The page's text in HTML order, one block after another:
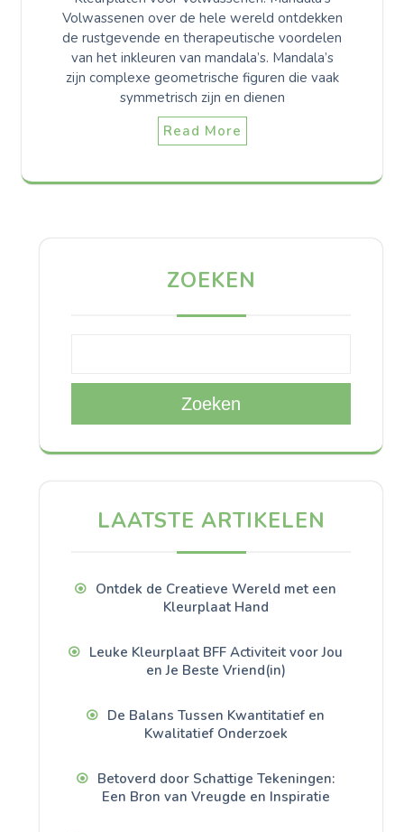
Volwassenen over de hele wereld ontdekken
de rustgevende en therapeutische voordelen
van het inkleuren van mandala’s. Mandala’s
zijn complexe geometrische figuren die vaak
symmetrisch zijn en dienen
Read More
ZOEKEN
Zoeken
LAATSTE ARTIKELEN
Ontdek de Creatieve Wereld met een
Kleurplaat Hand
Leuke Kleurplaat BFF Activiteit voor Jou
en Je Beste Vriend(in)
De Balans Tussen Kwantitatief en
Kwalitatief Onderzoek
Betoverd door Schattige Tekeningen:
Een Bron van Vreugde en Inspiratie